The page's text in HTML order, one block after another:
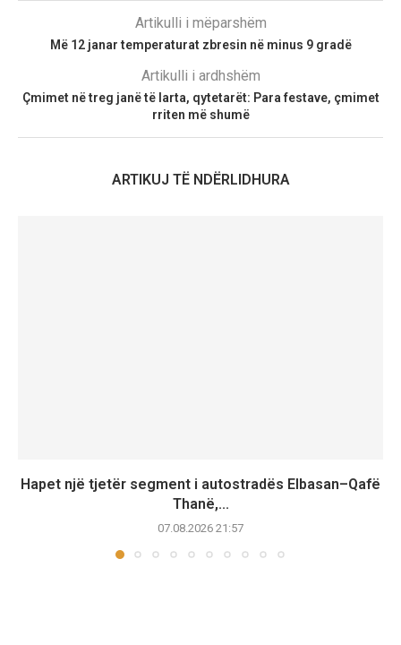
Artikulli i mëparshëm
Më 12 janar temperaturat zbresin në minus 9 gradë
Artikulli i ardhshëm
Çmimet në treg janë të larta, qytetarët: Para festave, çmimet
rriten më shumë
ARTIKUJ TË NDËRLIDHURA
Hapet një tjetër segment i autostradës Elbasan–Qafë
Thanë,...
07.08.2026 21:57